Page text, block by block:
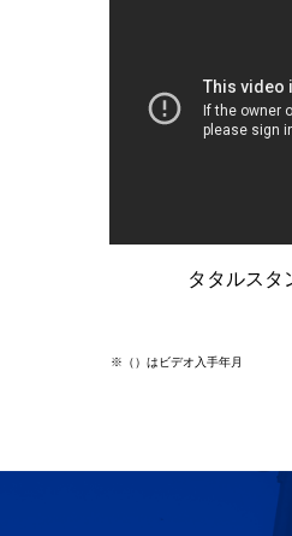
タタルスタ
※（）はビデオ入手年月